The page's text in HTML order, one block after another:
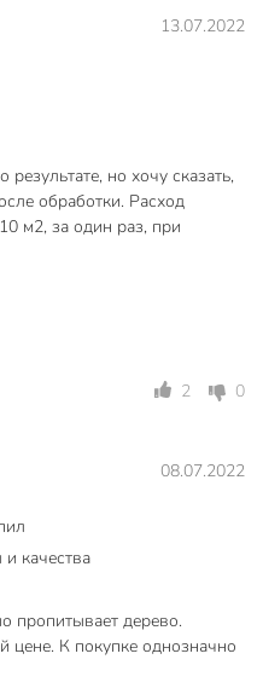
солнечных лучей.
и хранения средства при
После замораживания-
не теряет. Гарантийный
изготовления.
защищать органы
покрова средствами
с мылом. При
струей проточной
применения средста
курить. Состав хранить в
добавки.
13.07.2022
результате, но хочу сказать,
обработки. Расход
м2, за один раз, при
2 0
08.07.2022
качества
пропитывает дерево.
цене. К покупке однозначно